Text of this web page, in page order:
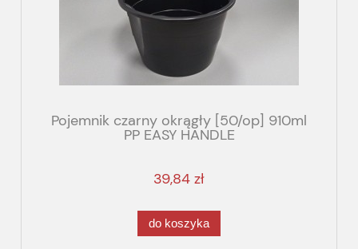
Pojemnik czarny okrągły [50/op] 910ml
PP EASY HANDLE
39,84 zł
do koszyka